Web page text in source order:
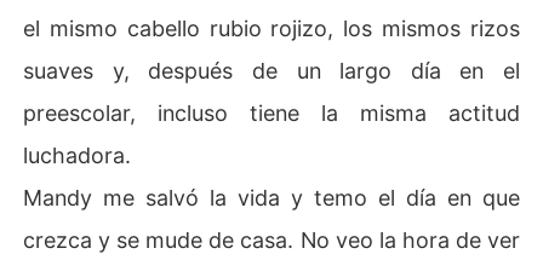
el mismo cabello rubio rojizo, los mismos rizos
suaves y, después de un largo día en el
preescolar, incluso tiene la misma actitud
luchadora.
Mandy me salvó la vida y temo el día en que
crezca y se mude de casa. No veo la hora de ver